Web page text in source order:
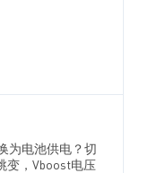
为电池供电？切
变，Vboost电压